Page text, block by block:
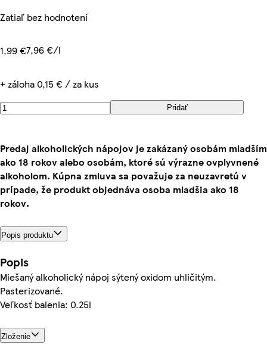
Zatiaľ bez hodnotení
1,99 €7,96 €/l
+ záloha 0,15 € / za kus
Pridať
Predaj alkoholických nápojov je zakázaný osobám mladším
ako 18 rokov alebo osobám, ktoré sú výrazne ovplyvnené
alkoholom. Kúpna zmluva sa považuje za neuzavretú v
prípade, že produkt objednáva osoba mladšia ako 18
rokov.
Popis produktu
Popis
Miešaný alkoholický nápoj sýtený oxidom uhličitým.
Pasterizované.
Veľkosť balenia: 0.25l
Zloženie